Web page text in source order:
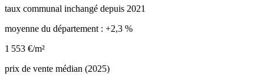
taux communal inchangé depuis 2021
moyenne du département : +2,3 %
1 553 €/m²
prix de vente médian (2025)